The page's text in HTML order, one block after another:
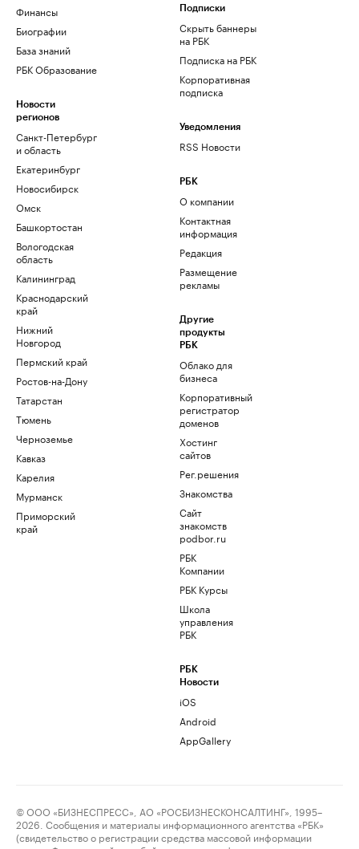
Финансы
Биографии
База знаний
РБК Образование
Новости
регионов
Санкт-Петербург
и область
Екатеринбург
Новосибирск
Омск
Башкортостан
Вологодская
область
Калининград
Краснодарский
край
Нижний
Новгород
Пермский край
Ростов-на-Дону
Татарстан
Тюмень
Черноземье
Кавказ
Карелия
Мурманск
Приморский
край
Подписки
Скрыть баннеры
на РБК
Подписка на РБК
Корпоративная
подписка
Уведомления
RSS Новости
РБК
О компании
Контактная
информация
Редакция
Размещение
рекламы
Другие
продукты
РБК
Облако для
бизнеса
Корпоративный
регистратор
доменов
Хостинг
сайтов
Рег.решения
Знакомства
Сайт
знакомств
podbor.ru
РБК
Компании
РБК Курсы
Школа
управления
РБК
РБК
Новости
iOS
Android
AppGallery
© ООО «БИЗНЕСПРЕСС», АО «РОСБИЗНЕСКОНСАЛТИНГ», 1995–
2026. Сообщения и материалы информационного агентства «РБК»
(свидетельство о регистрации средства массовой информации